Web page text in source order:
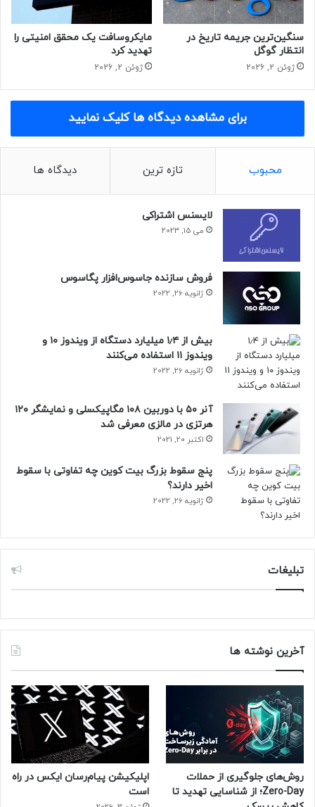
سنگین‌ترین جریمه تاریخ در
انتظار گوگل
ژوئن 2, 2026
مایکروسافت یک محقق امنیتی را
تهدید کرد
ژوئن 2, 2026
برای مشاهده دیدگاه ها کلیک نمایید
محبوب تازه ترین دیدگاه ها
لایسنس اشتراکی
می 15, 2023
فروش سازنده جاسوس‌افزار پگاسوس
ژانویه 26, 2022
بیش از ۱٫۴ میلیارد دستگاه از ویندوز ۱۰ و
ویندوز ۱۱ استفاده می‌کنند
ژانویه 26, 2022
آنر ۵۰ با دوربین ۱۰۸ مگاپیکسلی و نمایشگر ۱۲۰
هرتزی در مالزی معرفی شد
اکتبر 20, 2021
پنج سقوط بزرگ بیت کوین چه تفاوتی با سقوط
اخیر دارند؟
ژانویه 26, 2022
تبلیغات
آخرین نوشته ها
روش‌های جلوگیری از حملات
Zero-Day؛ از شناسایی تهدید تا
اپلیکیشن پیام‌رسان ایکس در راه
است